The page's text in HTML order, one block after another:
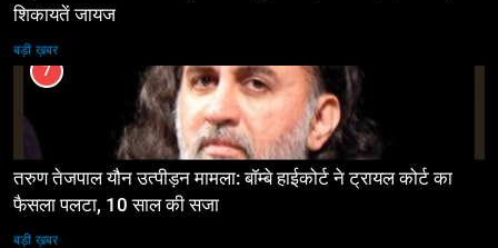
शिकायतें जायज
बड़ी ख़बर
7
तरुण तेजपाल यौन उत्पीड़न मामला: बॉम्बे हाईकोर्ट ने ट्रायल कोर्ट का
फैसला पलटा, 10 साल की सजा
बड़ी ख़बर